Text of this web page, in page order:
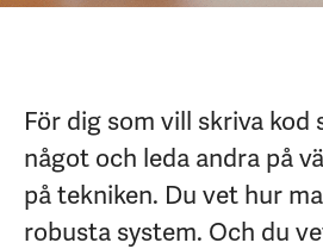
För dig som vill skriva kod
något och leda andra på
på tekniken. Du vet hur
robusta system. Och du